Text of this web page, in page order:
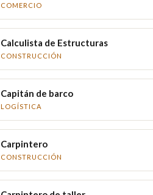
COMERCIO
Calculista de Estructuras
CONSTRUCCIÓN
Capitán de barco
LOGÍSTICA
Carpintero
CONSTRUCCIÓN